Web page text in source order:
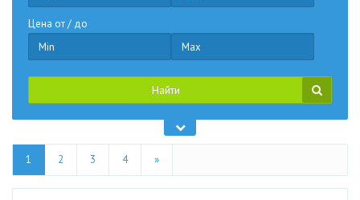
Цена от / до
Найти
1 2 3 4 »